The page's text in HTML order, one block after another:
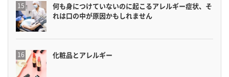
何も身につけていないのに起こるアレルギー症状、そ
れは口の中が原因かもしれません
化粧品とアレルギー